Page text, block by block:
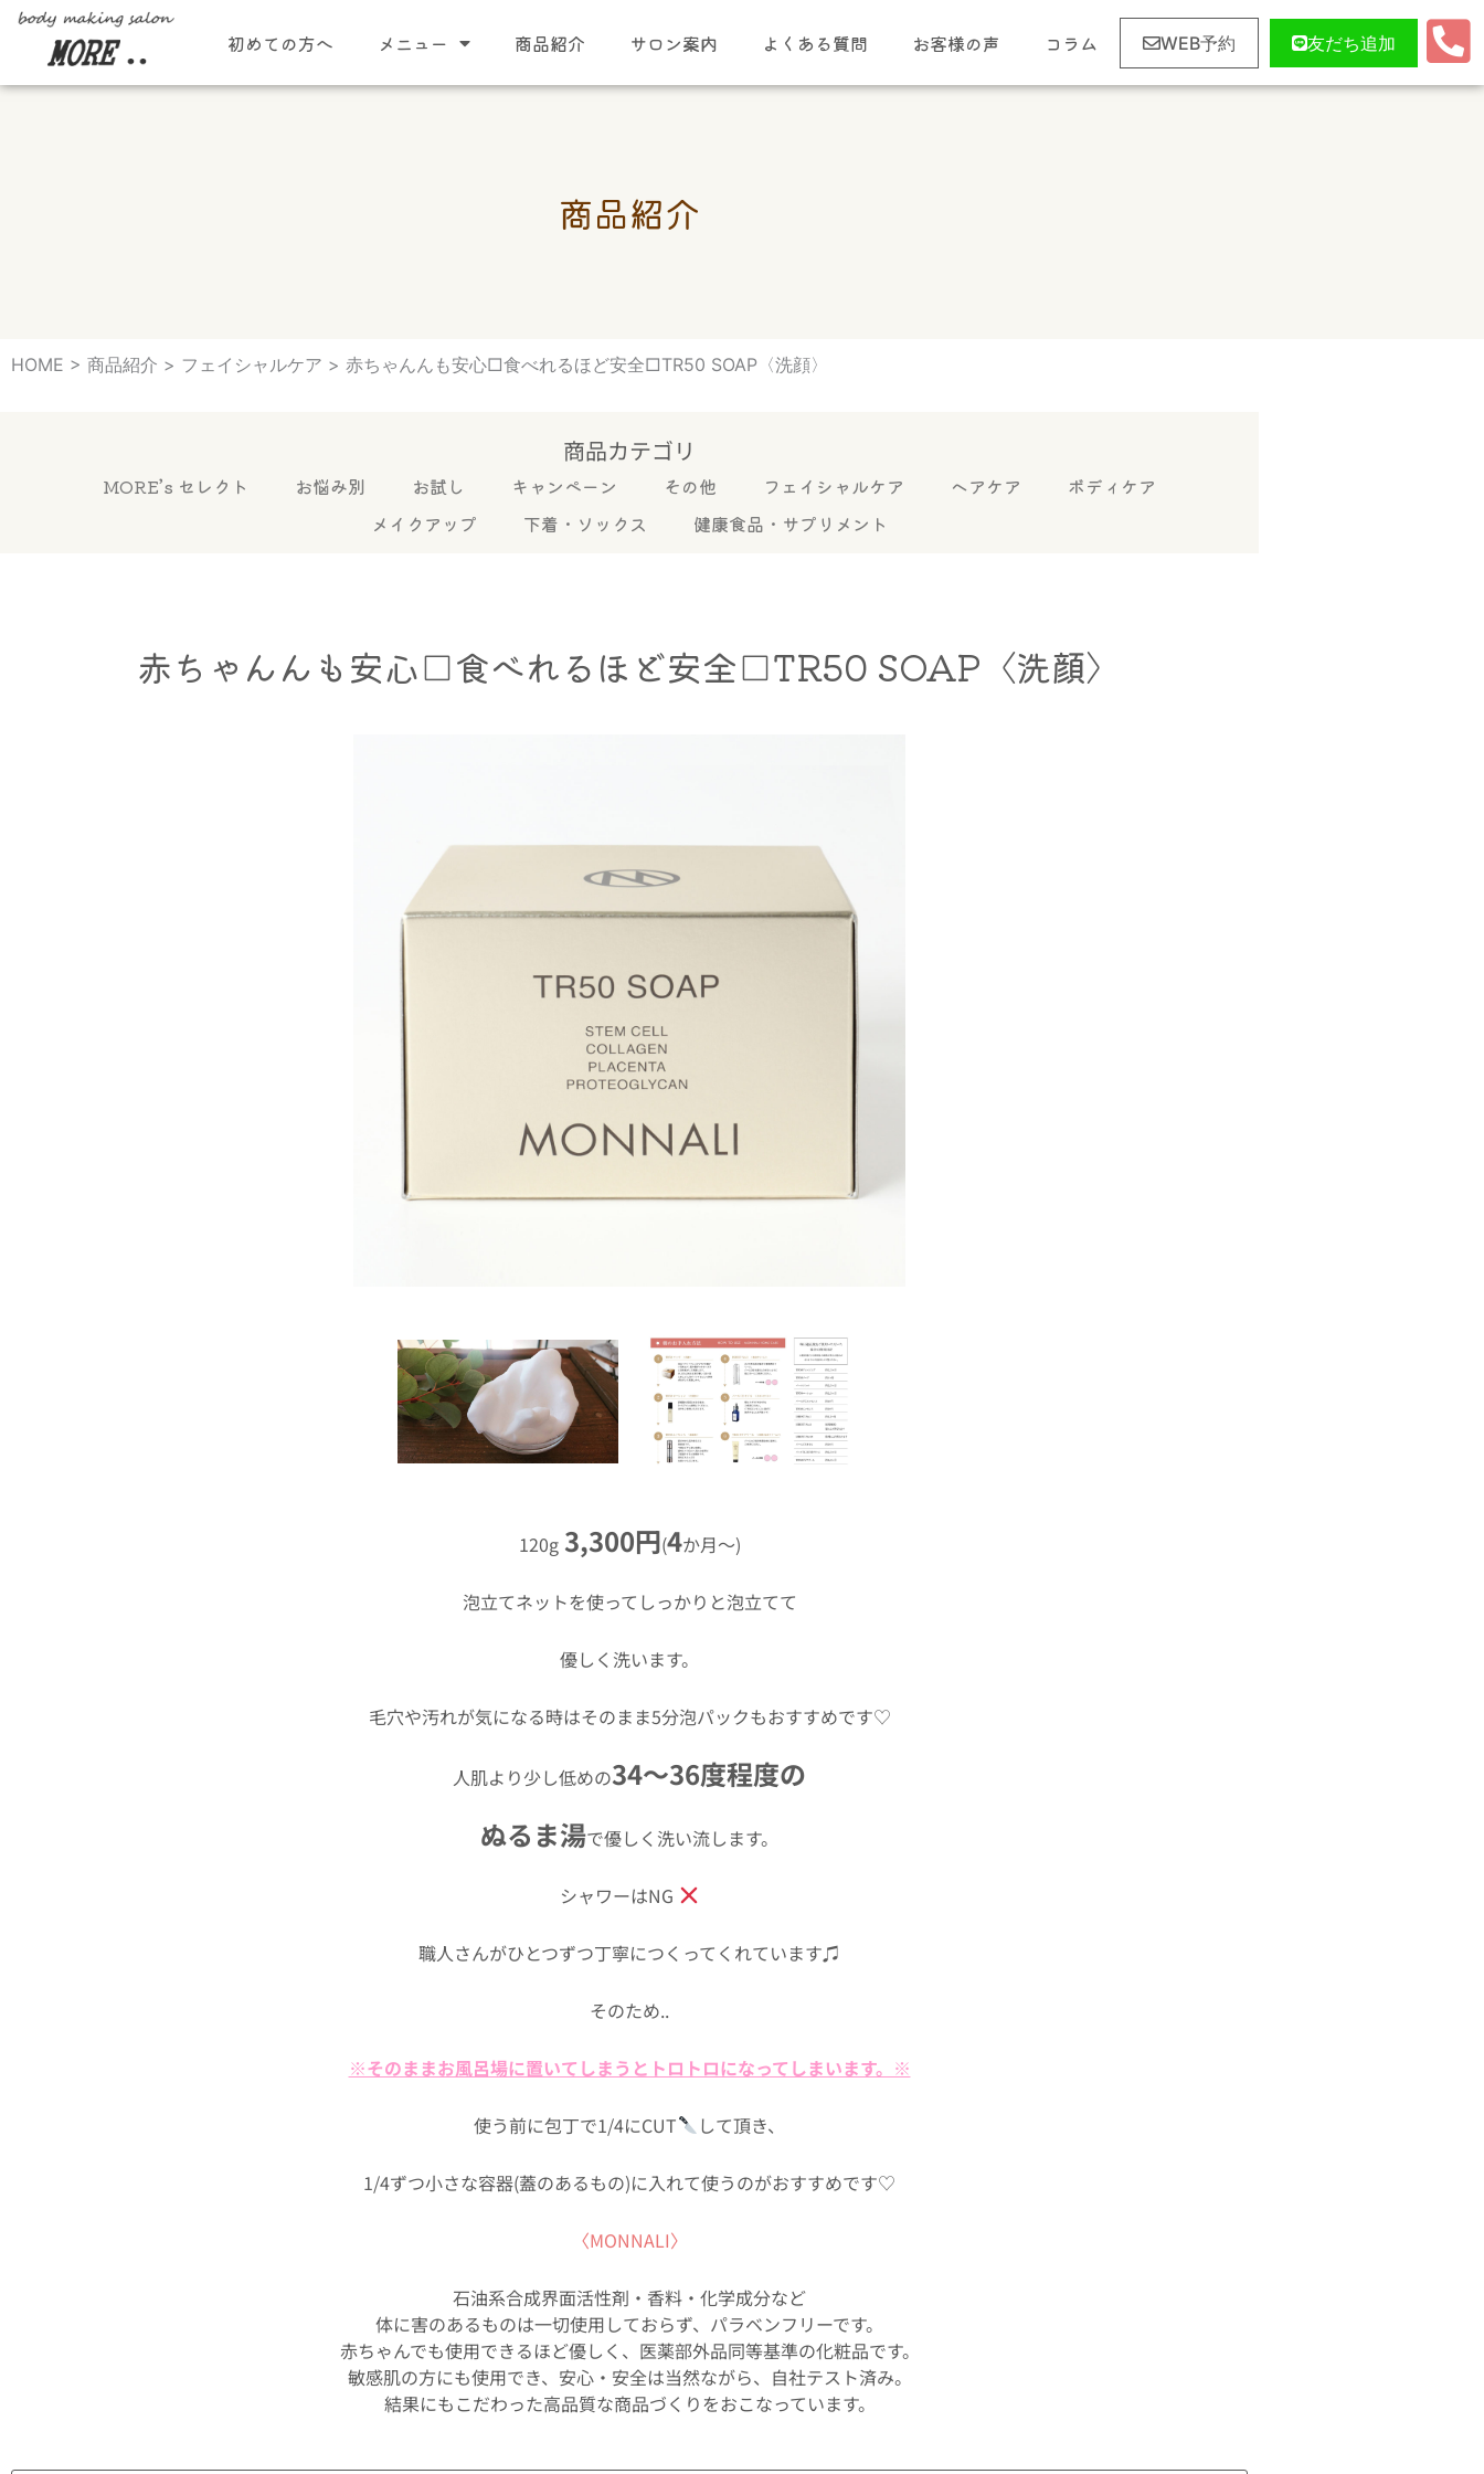
初めての方へ メニュー 商品紹介 サロン案内 よくある質問 お客様の声 コラム WEB予約 友だち追加
商品紹介
HOME > 商品紹介 > フェイシャルケア > 赤ちゃんんも安心□食べれるほど安全□TR50 SOAP〈洗顔〉
商品カテゴリ
MORE’s セレクト お悩み別 お試し キャンペーン その他 フェイシャルケア ヘアケア
ボディケア
メイクアップ
下着・ソックス 健康食品・サプリメント
赤ちゃんんも安心□食べれるほど安全□TR50 SOAP〈洗顔〉
120g3,300円(4か月〜)
泡立てネットを使ってしっかりと泡立てて
優しく洗います。
毛穴や汚れが気になる時はそのまま5分泡パックもおすすめです♡
人肌より少し低めの34〜36度程度の
ぬるま湯で優しく洗い流します。
シャワーはNG
職人さんがひとつずつ丁寧につくってくれています♫
そのため..
※そのままお風呂場に置いてしまうとトロトロになってしまいます。※
使う前に包丁で1/4にCUT して頂き、
1/4ずつ小さな容器(蓋のあるもの)に入れて使うのがおすすめです♡
〈MONNALI〉
石油系合成界面活性剤・香料・化学成分など
体に害のあるものは一切使用しておらず、パラベンフリーです。
赤ちゃんでも使用できるほど優しく、医薬部外品同等基準の化粧品です。
敏感肌の方にも使用でき、安心・安全は当然ながら、自社テスト済み。
結果にもこだわった高品質な商品づくりをおこなっています。